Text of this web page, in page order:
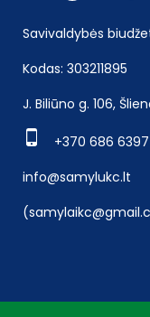
Savivaldybės
Kodas: 303211895
J. Biliūno g. 106,
+370 686
info@samylukc.lt